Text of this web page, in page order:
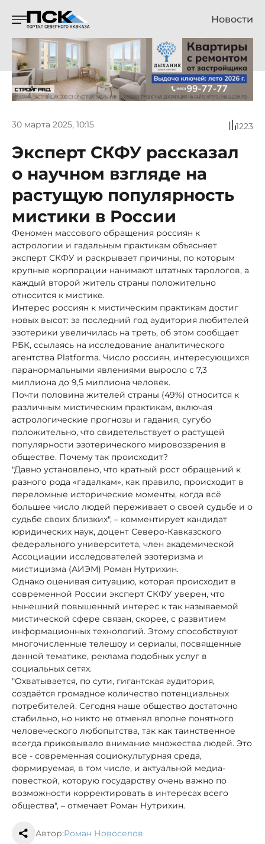
Новости
30 марта 2025, 10:15 1223
Эксперт СКФУ рассказал
о научном взгляде на
растущую популярность
мистики в России
Феномен массового обращения россиян к
астрологии и гадальным практикам объясняет
эксперт СКФУ и раскрывает причины, по которым
крупные корпорации нанимают штатных тарологов, а
каждый второй житель страны положительно
относится к мистике.
Интерес россиян к мистическим практикам достиг
новых высот: за последний год аудитория любителей
эзотерики увеличилась на треть, об этом сообщает
РБК, ссылаясь на исследование аналитического
агентства Platforma. Число россиян, интересующихся
паранормальными явлениями выросло с 7,3
миллиона до 9,5 миллиона человек.
Почти половина жителей страны (49%) относится к
различным мистическим практикам, включая
астрологические прогнозы и гадания, сугубо
положительно, что свидетельствует о растущей
популярности эзотерического мировоззрения в
обществе. Почему так происходит?
"Давно установлено, что кратный рост обращений к
разного рода «гадалкам», как правило, происходит в
переломные исторические моменты, когда всё
большее число людей переживает о своей судьбе и о
судьбе своих близких", – комментирует кандидат
юридических наук, доцент Северо-Кавказского
федерального университета, член академической
Ассоциации исследователей эзотеризма и
мистицизма (АИЭМ) Роман Нутрихин.
Однако оценивая ситуацию, которая происходит в
современной России эксперт СКФУ уверен, что
нынешний повышенный интерес к так называемой
мистической сфере связан, скорее, с развитием
информационных технологий. Этому способствуют
многочисленные телешоу и сериалы, посвященные
данной тематике, реклама подобных услуг в
социальных сетях.
"Охватывается, по сути, гигантская аудитория,
создаётся громадное количество потенциальных
потребителей. Сегодня наше общество достаточно
стабильно, но никто не отменял вполне понятного
человеческого любопытства, так как таинственное
всегда приковывало внимание множества людей. Это
всё - современная социокультурная среда,
формируемая, в том числе, и актуальной медиа-
повесткой, которую государству очень важно по
возможности корректировать в интересах всего
общества", – отмечает Роман Нутрихин.
Автор:Роман Новоселов